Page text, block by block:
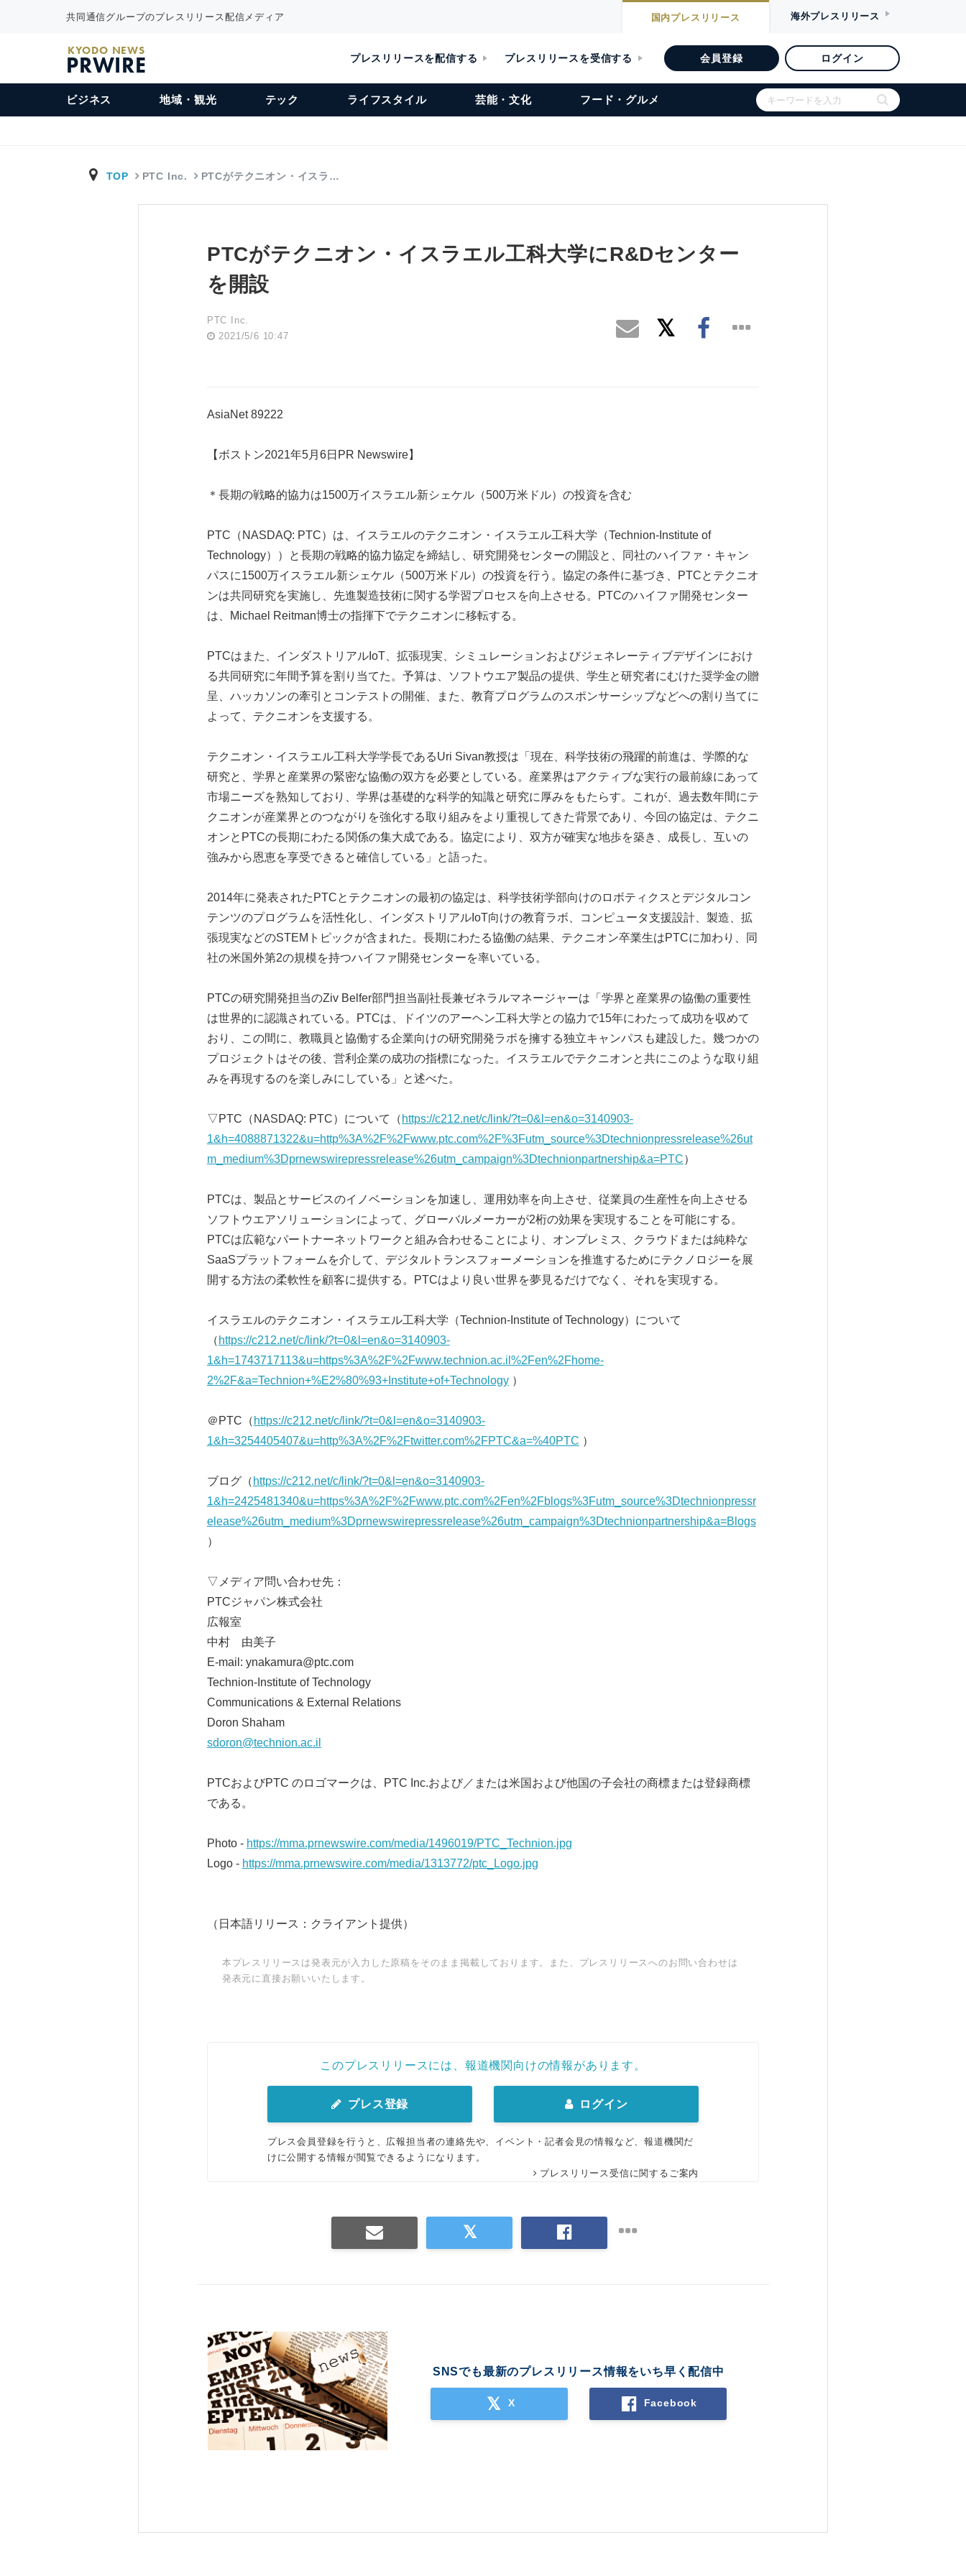
共同通信グループのプレスリリース配信メディア 国内プレスリリース 海外プレスリリース
KYODO NEWS
PRWIRE プレスリリースを配信する プレスリリースを受信する 会員登録 ログイン
ビジネス 地域・観光 テック ライフスタイル 芸能・文化 フード・グルメ
TOP PTC Inc. PTCがテクニオン・イスラ…
PTCがテクニオン・イスラエル工科大学にR&Dセンター
を開設
PTC Inc.
2021/5/6 10:47
AsiaNet 89222
【ボストン2021年5月6日PR Newswire】
＊長期の戦略的協力は1500万イスラエル新シェケル（500万米ドル）の投資を含む
PTC（NASDAQ: PTC）は、イスラエルのテクニオン・イスラエル工科大学（Technion-Institute of
Technology））と長期の戦略的協力協定を締結し、研究開発センターの開設と、同社のハイファ・キャン
パスに1500万イスラエル新シェケル（500万米ドル）の投資を行う。協定の条件に基づき、PTCとテクニオ
ンは共同研究を実施し、先進製造技術に関する学習プロセスを向上させる。PTCのハイファ開発センター
は、Michael Reitman博士の指揮下でテクニオンに移転する。
PTCはまた、インダストリアルIoT、拡張現実、シミュレーションおよびジェネレーティブデザインにおけ
る共同研究に年間予算を割り当てた。予算は、ソフトウエア製品の提供、学生と研究者にむけた奨学金の贈
呈、ハッカソンの牽引とコンテストの開催、また、教育プログラムのスポンサーシップなどへの割り当てに
よって、テクニオンを支援する。
テクニオン・イスラエル工科大学学長であるUri Sivan教授は「現在、科学技術の飛躍的前進は、学際的な
研究と、学界と産業界の緊密な協働の双方を必要としている。産業界はアクティブな実行の最前線にあって
市場ニーズを熟知しており、学界は基礎的な科学的知識と研究に厚みをもたらす。これが、過去数年間にテ
クニオンが産業界とのつながりを強化する取り組みをより重視してきた背景であり、今回の協定は、テクニ
オンとPTCの長期にわたる関係の集大成である。協定により、双方が確実な地歩を築き、成長し、互いの
強みから恩恵を享受できると確信している」と語った。
2014年に発表されたPTCとテクニオンの最初の協定は、科学技術学部向けのロボティクスとデジタルコン
テンツのプログラムを活性化し、インダストリアルIoT向けの教育ラボ、コンピュータ支援設計、製造、拡
張現実などのSTEMトピックが含まれた。長期にわたる協働の結果、テクニオン卒業生はPTCに加わり、同
社の米国外第2の規模を持つハイファ開発センターを率いている。
PTCの研究開発担当のZiv Belfer部門担当副社長兼ゼネラルマネージャーは「学界と産業界の協働の重要性
は世界的に認識されている。PTCは、ドイツのアーヘン工科大学との協力で15年にわたって成功を収めて
おり、この間に、教職員と協働する企業向けの研究開発ラボを擁する独立キャンパスも建設した。幾つかの
プロジェクトはその後、営利企業の成功の指標になった。イスラエルでテクニオンと共にこのような取り組
みを再現するのを楽しみにしている」と述べた。
▽PTC（NASDAQ: PTC）について（ https://c212.net/c/link/?t=0&l=en&o=3140903-
1&h=4088871322&u=http%3A%2F%2Fwww.ptc.com%2F%3Futm_source%3Dtechnionpressrelease%26ut
m_medium%3Dprnewswirepressrelease%26utm_campaign%3Dtechnionpartnership&a=PTC）
PTCは、製品とサービスのイノベーションを加速し、運用効率を向上させ、従業員の生産性を向上させる
ソフトウエアソリューションによって、グローバルメーカーが2桁の効果を実現することを可能にする。
PTCは広範なパートナーネットワークと組み合わせることにより、オンプレミス、クラウドまたは純粋な
SaaSプラットフォームを介して、デジタルトランスフォーメーションを推進するためにテクノロジーを展
開する方法の柔軟性を顧客に提供する。PTCはより良い世界を夢見るだけでなく、それを実現する。
イスラエルのテクニオン・イスラエル工科大学（Technion-Institute of Technology）について
（ https://c212.net/c/link/?t=0&l=en&o=3140903-
1&h=1743717113&u=https%3A%2F%2Fwww.technion.ac.il%2Fen%2Fhome-
2%2F&a=Technion+%E2%80%93+Institute+of+Technology）
＠PTC（ https://c212.net/c/link/?t=0&l=en&o=3140903-
1&h=3254405407&u=http%3A%2F%2Ftwitter.com%2FPTC&a=%40PTC ）
ブログ（ https://c212.net/c/link/?t=0&l=en&o=3140903-
1&h=2425481340&u=https%3A%2F%2Fwww.ptc.com%2Fen%2Fblogs%3Futm_source%3Dtechnionpressr
elease%26utm_medium%3Dprnewswirepressrelease%26utm_campaign%3Dtechnionpartnership&a=Blogs
）
▽メディア問い合わせ先：
PTCジャパン株式会社
広報室
中村 由美子
E-mail: ynakamura@ptc.com
Technion-Institute of Technology
Communications & External Relations
Doron Shaham
sdoron@technion.ac.il
PTCおよびPTC のロゴマークは、PTC Inc.および／または米国および他国の子会社の商標または登録商標
である。
Photo - https://mma.prnewswire.com/media/1496019/PTC_Technion.jpg
Logo - https://mma.prnewswire.com/media/1313772/ptc_Logo.jpg
（日本語リリース：クライアント提供）
本プレスリリースは発表元が入力した原稿をそのまま掲載しております。また、プレスリリースへのお問い合わせは
発表元に直接お願いいたします。
このプレスリリースには、報道機関向けの情報があります。
プレス登録 ログイン
プレス会員登録を行うと、広報担当者の連絡先や、イベント・記者会見の情報など、報道機関だ
けに公開する情報が閲覧できるようになります。
プレスリリース受信に関するご案内
SNSでも最新のプレスリリース情報をいち早く配信中
X Facebook